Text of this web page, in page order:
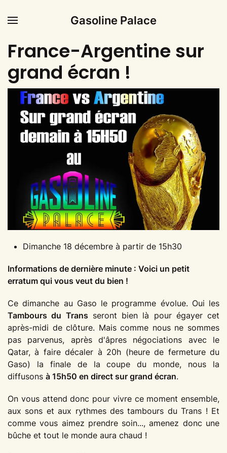
Gasoline Palace
France-Argentine sur
grand écran !
Dimanche 18 décembre à partir de 15h30
Informations de dernière minute : Voici un petit
erratum qui vous veut du bien !
Ce dimanche au Gaso le programme évolue. Oui les
Tambours du Trans seront bien là pour égayer cet
après-midi de clôture. Mais comme nous ne sommes
pas parvenus, après d'âpres négociations avec le
Qatar, à faire décaler à 20h (heure de fermeture du
Gaso) la finale de la coupe du monde, nous la
diffusons à 15h50 en direct sur grand écran.
On vous attend donc pour vivre ce moment ensemble,
aux sons et aux rythmes des tambours du Trans ! Et
comme vous aimez prendre soin..., amenez donc une
bûche et tout le monde aura chaud !